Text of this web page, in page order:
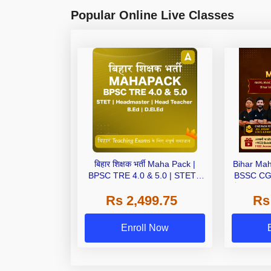
Popular Online Live Classes
बिहार शिक्षक भर्ती Maha Pack |
BPSC TRE 4.0 & 5.0 | STET |
B.Ed | D.El.Ed
Rs 2,499.75
Enroll Now
Bihar
BSSC
Court,